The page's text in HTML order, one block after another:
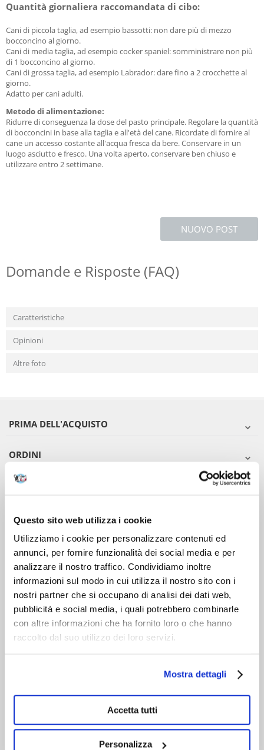
Questo sito web utilizza i cookie
Utilizziamo i cookie per personalizzare contenuti ed
annunci, per fornire funzionalità dei social media e per
analizzare il nostro traffico. Condividiamo inoltre
informazioni sul modo in cui utilizza il nostro sito con i
nostri partner che si occupano di analisi dei dati web,
pubblicità e social media, i quali potrebbero combinarle
con altre informazioni che ha fornito loro o che hanno
raccolto dal suo utilizzo dei loro servizi.
Mostra dettagli
Accetta tutti
Personalizza
Quantità giornaliera raccomandata di cibo:
Cani di piccola taglia, ad esempio bassotti: non dare più di mezzo
bocconcino al giorno.
Cani di media taglia, ad esempio cocker spaniel: somministrare non più
di 1 bocconcino al giorno.
Cani di grossa taglia, ad esempio Labrador: dare fino a 2 crocchette al
giorno.
Adatto per cani adulti.
Metodo di alimentazione:
Ridurre di conseguenza la dose del pasto principale. Regolare la quantità
di bocconcini in base alla taglia e all'età del cane. Ricordate di fornire al
cane un accesso costante all'acqua fresca da bere. Conservare in un
luogo asciutto e fresco. Una volta aperto, conservare ben chiuso e
utilizzare entro 2 settimane.
NUOVO POST
Domande e Risposte (FAQ)
Caratteristiche
Opinioni
Altre foto
PRIMA DELL'ACQUISTO
ORDINI
DOPO L'ACQUISTO
VIENI A CONOSCERCI